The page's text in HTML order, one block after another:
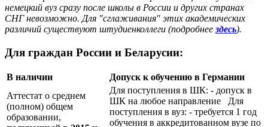
немецкий вуз сразу после школы в России и других странах
СНГ невозможно. Для "сглаживания" этих академических
различий существуют штудиенколлеги (подробнее здесь).
Для граждан России и Беларусии:
В наличии
Допуск к обучению в Германии
Аттестат о среднем
(полном) общем
образовании,
Для поступления в ШК: - допуск в
ШК на любое направление Для
поступления в вуз: - требуется 1 год
обучения в аккредитованном вузе по